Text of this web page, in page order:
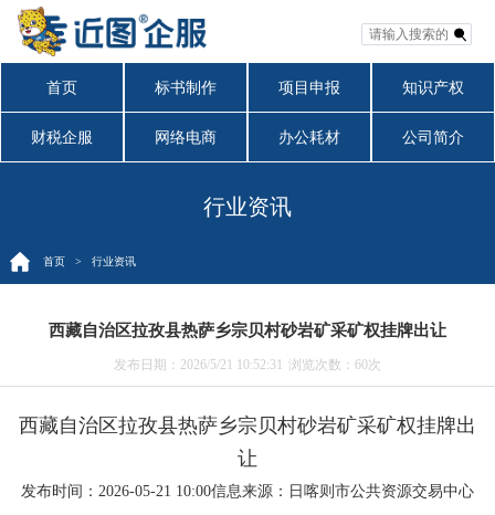
首页 标书制作 项目申报 知识产权
财税企服 网络电商 办公耗材 公司简介
行业资讯
首页> 行业资讯
西藏自治区拉孜县热萨乡宗贝村砂岩矿采矿权挂牌出让
发布日期：2026/5/21 10:52:31 浏览次数： 60次
西藏自治区拉孜县热萨乡宗贝村砂岩矿采矿权挂牌出
让
发布时间：2026-05-21 10:00信息来源：日喀则市公共资源交易中心